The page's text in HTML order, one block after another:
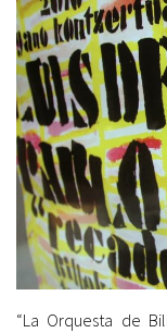
“La Orquesta de